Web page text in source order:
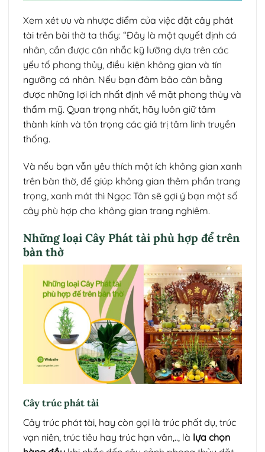
Xem xét ưu và nhược điểm của việc đặt cây phát
tài trên bài thờ ta thấy: “Đây là một quyết định cá
nhân, cần được cân nhắc kỹ lưỡng dựa trên các
yếu tố phong thủy, điều kiện không gian và tín
ngưỡng cá nhân. Nếu bạn đảm bảo cân bằng
được những lợi ích nhất định về mặt phong thủy và
thẩm mỹ. Quan trọng nhất, hãy luôn giữ tâm
thành kính và tôn trọng các giá trị tâm linh truyền
thống.
Và nếu bạn vẫn yêu thích một ích không gian xanh
trên bàn thờ, để giúp không gian thêm phần trang
trọng, xanh mát thì Ngọc Tân sẽ gợi ý bạn một số
cây phù hợp cho không gian trang nghiêm.
Những loại Cây Phát tài phù hợp để trên
bàn thờ
Cây trúc phát tài
Cây trúc phát tài, hay còn gọi là trúc phất dụ, trúc
vạn niên, trúc tiêu hay trúc hạn vân,.., là lựa chọn